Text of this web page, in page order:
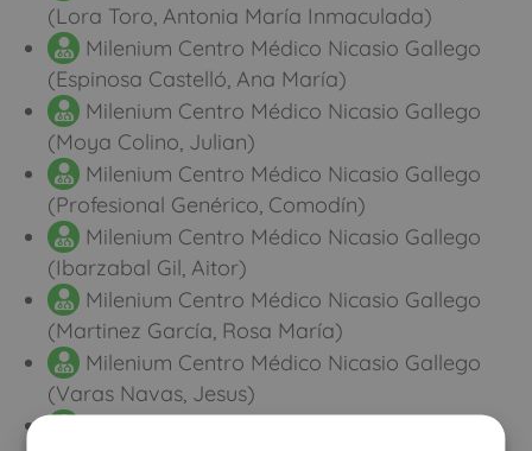
(Lora Toro, Antonia María Inmaculada)
Milenium Centro Médico Nicasio Gallego
(Espinosa Castelló, Ana María)
Milenium Centro Médico Nicasio Gallego
(Moya Colino, Julian)
Milenium Centro Médico Nicasio Gallego
(Profesional Genérico, Comodín)
Milenium Centro Médico Nicasio Gallego
(Ibarzabal Gil, Aitor)
Milenium Centro Médico Nicasio Gallego
(Martinez García, Rosa María)
Milenium Centro Médico Nicasio Gallego
(Varas Navas, Jesus)